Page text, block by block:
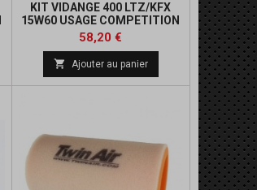
KIT VIDANGE 400 LTZ/KFX
15W60 USAGE COMPETITION
Prix
58,20 €
base
 Ajouter au panier